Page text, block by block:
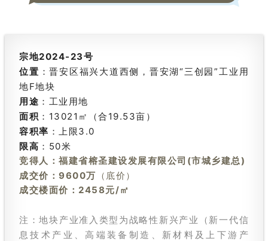
宗地2024-23号
位置 ：晋安区福兴大道西侧，晋安湖“三创园”工业用
地F地块
用途 ：工业用地
面积 ：13021㎡（合19.53亩）
容积率 ：上限3.0
限高 ：50米
竞得人：福建省榕圣建设发展有限公司(市城乡建总)
成交价：9600万 （底价）
成交楼面价：2458元/㎡
注：地块产业准入类型为战略性新兴产业（新一代信
息技术产业、高端装备制造、新材料及上下游产